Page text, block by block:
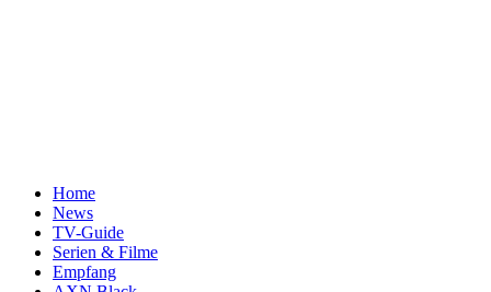
Home
News
TV-Guide
Serien & Filme
Empfang